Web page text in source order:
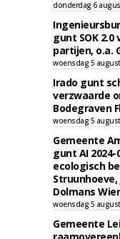
donderdag 6
gunt SOK
partijen, o.a.
woensdag 5
Irado gunt
verzwaarde
Bodegraven
woensdag 5
Gemeente
gunt AI
ecologisch
Struunhoeve,
Dolmans
woensdag 5
Gemeente